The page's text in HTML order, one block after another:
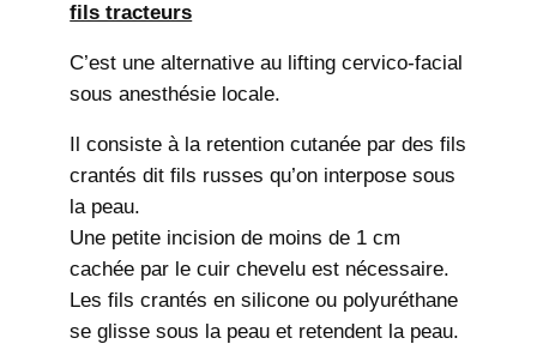
fils tracteurs
C’est une alternative au lifting cervico-facial
sous anesthésie locale.
Il consiste à la retention cutanée par des fils
crantés dit fils russes qu’on interpose sous
la peau.
Une petite incision de moins de 1 cm
cachée par le cuir chevelu est nécessaire.
Les fils crantés en silicone ou polyuréthane
se glisse sous la peau et retendent la peau.